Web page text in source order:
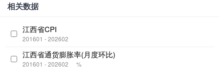
相关数据
江西省CPI
201601 - 202602
江西省通货膨胀率(月度环比)
201601 - 202602 %